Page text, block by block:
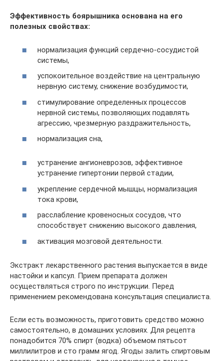
Эффективность боярышника основана на его
полезных свойствах:
нормализация функций сердечно-сосудистой
системы,
успокоительное воздействие на центральную
нервную систему, снижение возбудимости,
стимулирование определенных процессов
нервной системы, позволяющих подавлять
агрессию, чрезмерную раздражительность,
нормализация сна,
устранение ангионеврозов, эффективное
устранение гипертонии первой стадии,
укрепление сердечной мышцы, нормализация
тока крови,
расслабление кровеносных сосудов, что
способствует снижению высокого давления,
активация мозговой деятельности.
Экстракт лекарственного растения выпускается в виде
настойки и капсул. Прием препарата должен
осуществляться строго по инструкции. Перед
применением рекомендована консультация специалиста.
Если есть возможность, приготовить средство можно
самостоятельно, в домашних условиях. Для рецепта
понадобится 70% спирт (водка) объемом пятьсот
миллилитров и сто грамм ягод. Ягоды залить спиртовым